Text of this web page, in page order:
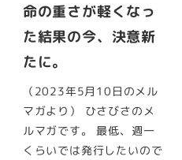
命の重さが軽くなっ
た結果の今、決意新
たに。
（2023年5月10日のメル
マガより） ひさびさのメ
ルマガです。 最低、週一
くらいでは発行したいので